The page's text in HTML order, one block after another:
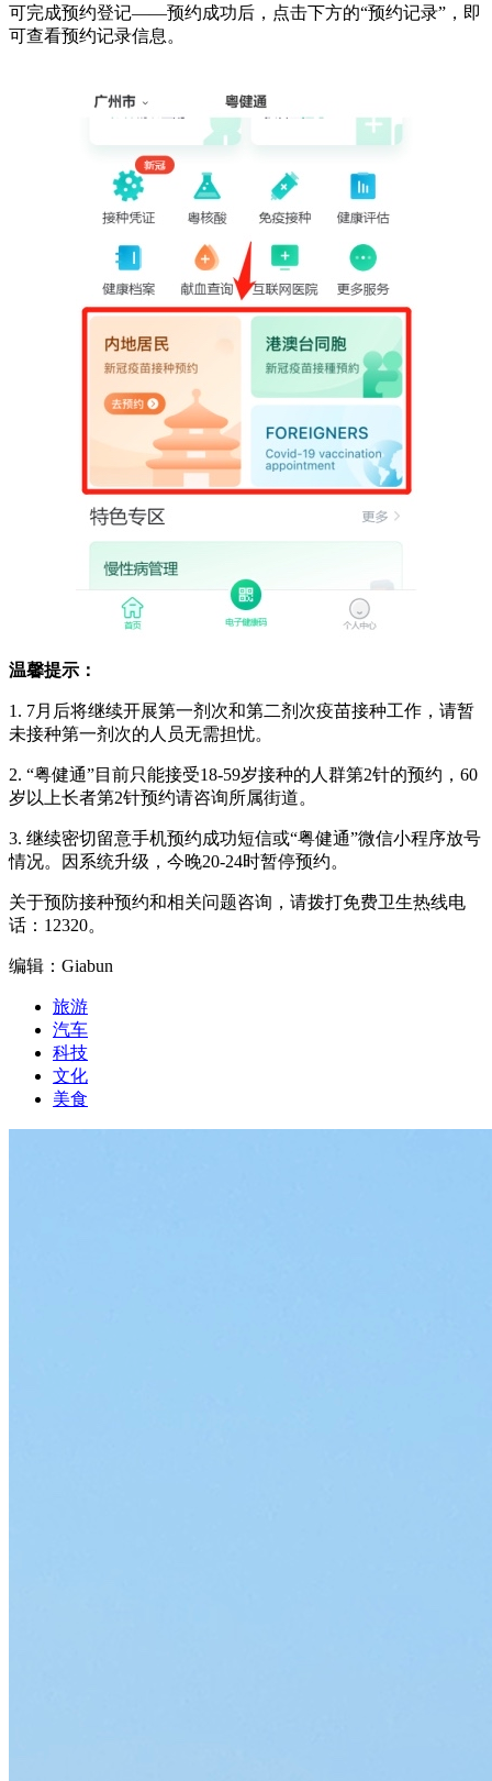
可完成预约登记——预约成功后，点击下方的“预约记录”，即
可查看预约记录信息。
温馨提示：
1. 7月后将继续开展第一剂次和第二剂次疫苗接种工作，请暂
未接种第一剂次的人员无需担忧。
2. “粤健通”目前只能接受18-59岁接种的人群第2针的预约，60
岁以上长者第2针预约请咨询所属街道。
3. 继续密切留意手机预约成功短信或“粤健通”微信小程序放号
情况。因系统升级，今晚20-24时暂停预约。
关于预防接种预约和相关问题咨询，请拨打免费卫生热线电
话：12320。
编辑：Giabun
旅游
汽车
科技
文化
美食